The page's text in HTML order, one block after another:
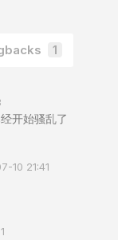
1
开始骚乱了
10 21:41